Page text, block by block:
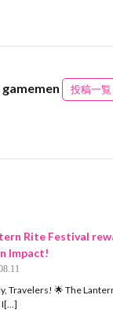
投稿一覧
Rite Festival
Impact!
Travelers! 🌟 The
I[…]